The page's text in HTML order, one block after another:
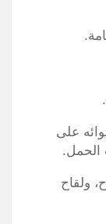
على
الحمل.
ولقاح